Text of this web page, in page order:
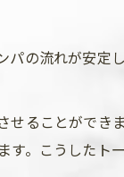
パの流れが安定
ることができ
。こうしたト